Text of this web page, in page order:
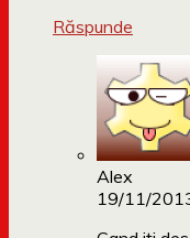
Răspunde
Alex
19/11/